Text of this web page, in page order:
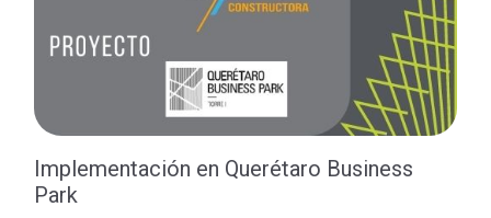
Implementación en Querétaro Business
Park